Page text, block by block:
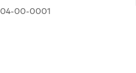
04-00-0001